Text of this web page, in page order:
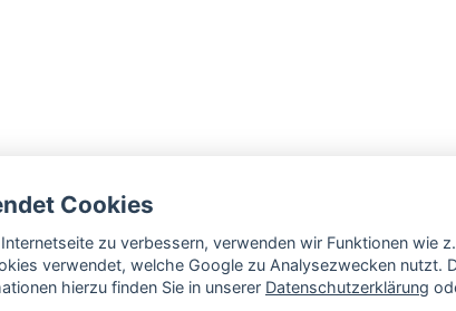
Cookies
zu verbessern, verwenden wir Funktionen wie
verwendet, welche Google zu Analysezwecken nutzt.
hierzu finden Sie in unserer Datenschutzerklärung